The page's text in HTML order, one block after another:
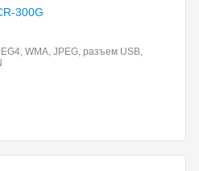
300G
WMA, JPEG, разъем USB,